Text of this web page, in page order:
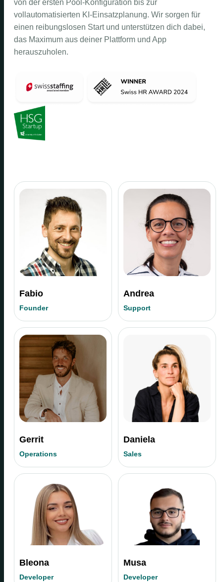
von der ersten Pool-Konfiguration bis zur
vollautomatisierten KI-Einsatzplanung. Wir sorgen für
einen reibungslosen Start und unterstützen dich dabei,
das Maximum aus deiner Plattform und App
herauszuholen.
Fabio
Founder
Andrea
Support
Gerrit
Operations
Daniela
Sales
Bleona
Developer
Musa
Developer